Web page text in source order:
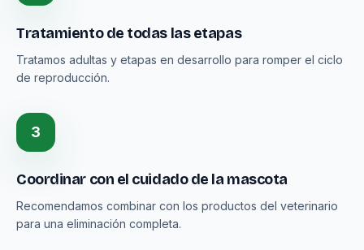
Tratamiento de todas las etapas
Tratamos adultas y etapas en desarrollo para romper el ciclo
de reproducción.
3
Coordinar con el cuidado de la mascota
Recomendamos combinar con los productos del veterinario
para una eliminación completa.